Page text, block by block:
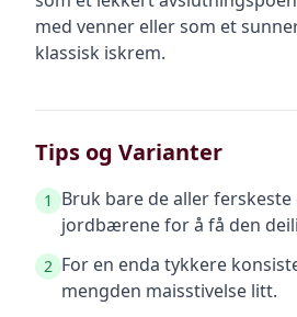
med venner eller som et
klassisk iskrem.
Tips og Varianter
1
Bruk bare de aller
jordbærene for å få den
2 For en enda tykkere
mengden maisstivelse litt.